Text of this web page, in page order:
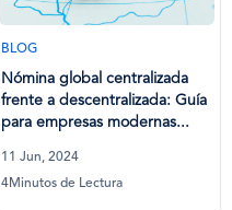
BLOG
Nómina global centralizada
frente a descentralizada: Guía
para empresas modernas...
11 Jun, 2024
4Minutos de Lectura